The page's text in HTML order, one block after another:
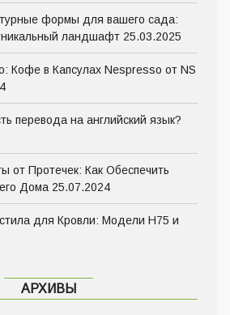
формы для вашего сада:
ландшафт 25.03.2025
Кофе в Капсулах Nespresso от NS
перевода на английский язык?
от Протечек: Как Обеспечить
Дома 25.07.2024
для Кровли: Модели Н75 и
АРХИВЫ